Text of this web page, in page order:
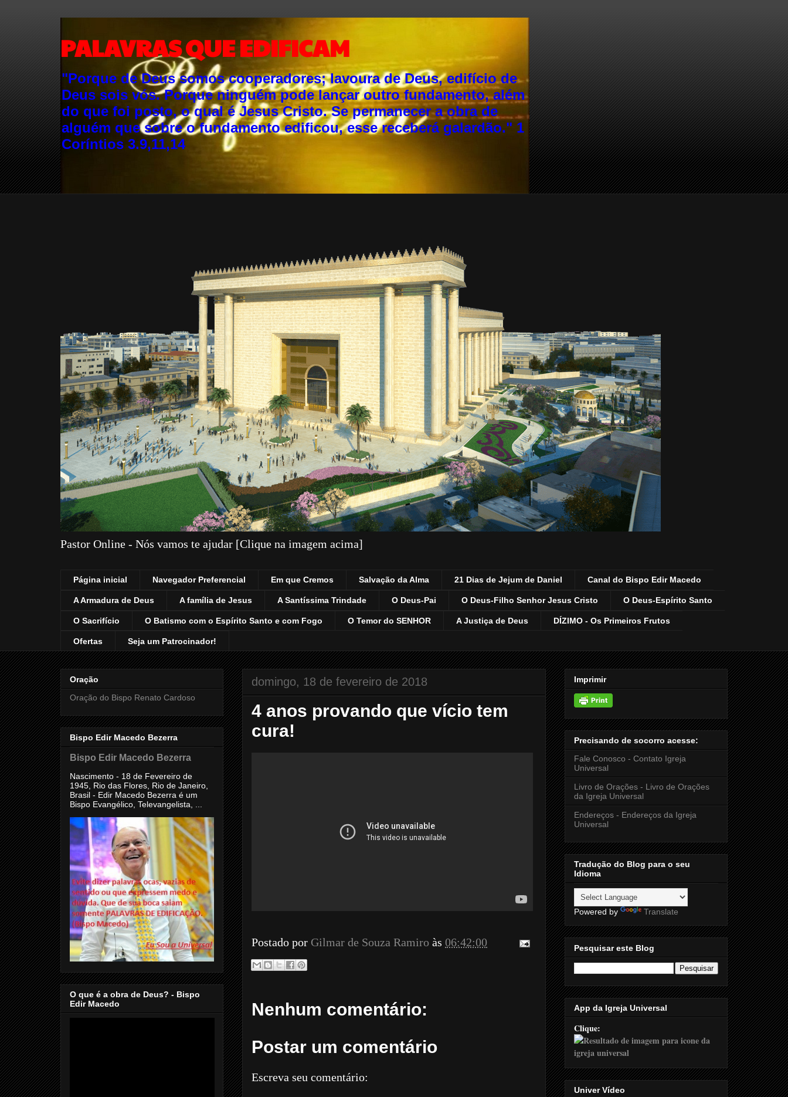
PALAVRAS QUE EDIFICAM
"Porque de Deus somos cooperadores; lavoura de Deus, edifício de
Deus sois vós. Porque ninguém pode lançar outro fundamento, além
do que foi posto, o qual é Jesus Cristo. Se permanecer a obra de
alguém que sobre o fundamento edificou, esse receberá galardão." 1
Coríntios 3.9,11,14
Pastor Online - Nós vamos te ajudar [Clique na imagem acima]
Página inicial Navegador Preferencial Em que Cremos Salvação da Alma 21 Dias de Jejum de Daniel Canal do Bispo Edir Macedo
A Armadura de Deus A família de Jesus A Santíssima Trindade O Deus-Pai O Deus-Filho Senhor Jesus Cristo O Deus-Espírito Santo
O Sacrifício O Batismo com o Espírito Santo e com Fogo O Temor do SENHOR A Justiça de Deus DÍZIMO - Os Primeiros Frutos
Ofertas Seja um Patrocinador!
domingo, 18 de fevereiro de 2018
4 anos provando que vício tem
cura!
Postado por Gilmar de Souza Ramiro às 06:42:00
Nenhum comentário:
Postar um comentário
Escreva seu comentário:
Oração
Oração do Bispo Renato Cardoso
Bispo Edir Macedo Bezerra
Bispo Edir Macedo Bezerra
Nascimento - 18 de Fevereiro de
1945, Rio das Flores, Rio de Janeiro,
Brasil - Edir Macedo Bezerra é um
Bispo Evangélico, Televangelista, ...
O que é a obra de Deus? - Bispo
Edir Macedo
Imprimir
Precisando de socorro acesse:
Fale Conosco - Contato Igreja
Universal
Livro de Orações - Livro de Orações
da Igreja Universal
Endereços - Endereços da Igreja
Universal
Tradução do Blog para o seu
Idioma
Powered by Translate
Pesquisar este Blog
App da Igreja Universal
Clique:
Univer Vídeo